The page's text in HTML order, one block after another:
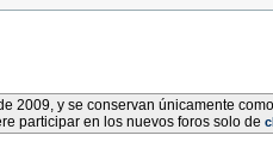
2009, y se conservan únicamente
participar en los nuevos foros solo de